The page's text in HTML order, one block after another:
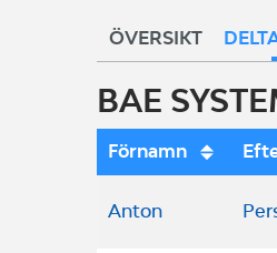
ÖVERSIKT
BAE
Förnamn
Anton